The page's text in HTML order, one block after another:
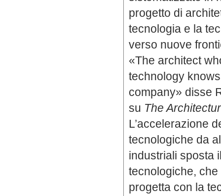
progetto di
tecnologia e la
verso nuove
«The architect
technology
company» disse
su The
L’accelerazione
tecnologiche da
industriali sposta
tecnologiche,
progetta con la